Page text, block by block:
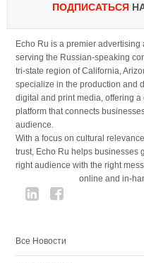
ПОДПИСАТЬСЯ
Echo Ru is a premier
serving the Russian-speaking
tri-state region of California,
specialize in the production and
digital and print media, offering a
platform that connects
audience.
With a focus on cultural
trust, Echo Ru helps businesses
right audience with the right
online and in-
Все Новости